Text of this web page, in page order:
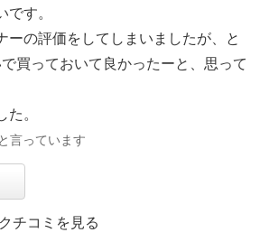
す。
ーの評価をしてしまいましたが、と
買っておいて良かったーと、思って
。
言っています
チコミを見る